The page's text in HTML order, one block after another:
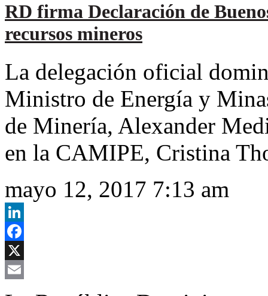
RD firma Declaración de
recursos mineros
La delegación oficial
Ministro de Energía y
de Minería, Alexander
en la CAMIPE, Cristina
mayo 12, 2017 7:13 am
LinkedIn
Facebook
X